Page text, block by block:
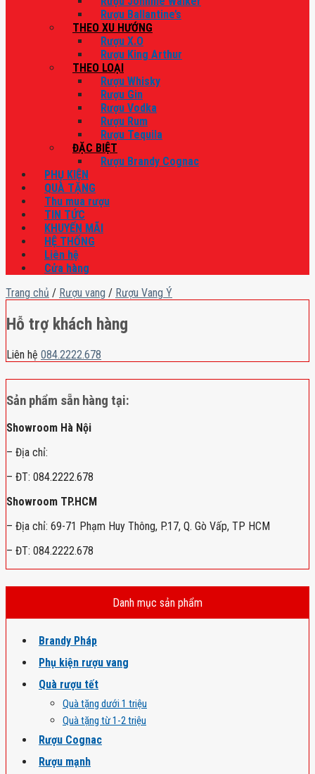
Rượu Ballantine’s
THEO XU HƯỚNG
Rượu X.O
Rượu King Arthur
THEO LOẠI
Rượu Whisky
Rượu Gin
Rượu Vodka
Rượu Rum
Rượu Tequila
ĐẶC BIỆT
Rượu Brandy Cognac
PHỤ KIỆN
QUÀ TẶNG
Thu mua rượu
TIN TỨC
KHUYẾN MÃI
HỆ THỐNG
Liên hệ
Cửa hàng
Trang chủ / Rượu vang / Rượu Vang Ý
Hỗ trợ khách hàng
Liên hệ 084.2222.678
Sản phẩm sẵn hàng tại:
Showroom Hà Nội
– Địa chỉ:
– ĐT: 084.2222.678
Showroom TP.HCM
– Địa chỉ: 69-71 Phạm Huy Thông, P.17, Q. Gò Vấp, TP HCM
– ĐT: 084.2222.678
Danh mục sản phẩm
Brandy Pháp
Phụ kiện rượu vang
Quà rượu tết
Quà tặng dưới 1 triệu
Quà tặng từ 1-2 triệu
Rượu Cognac
Rượu mạnh